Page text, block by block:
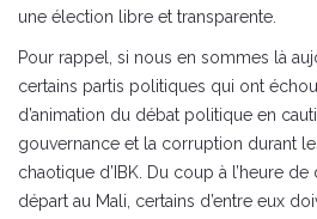
une élection libre et transparente.
Pour rappel, si nous en sommes là
certains partis politiques qui ont
d’animation du débat politique en
gouvernance et la corruption durant
chaotique d’IBK. Du coup à l’heure
départ au Mali, certains d’entre eux